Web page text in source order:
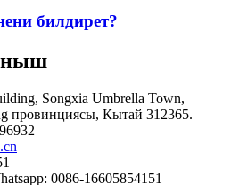
билдирет?
Songxia Umbrella Town,
провинциясы, Кытай 312365.
0086-16605854151